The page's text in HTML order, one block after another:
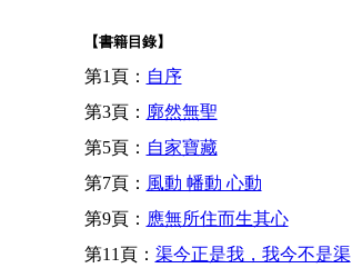
【書籍目錄】
第1頁： 自序
第3頁： 廓然無聖
第5頁： 自家寶藏
第7頁： 風動 幡動 心動
第9頁： 應無所住而生其心
第11頁： 渠今正是我，我今不是渠